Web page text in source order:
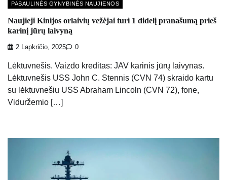
PASAULINĖS GYNYBINĖS NAUJIENOS
Naujieji Kinijos orlaivių vežėjai turi 1 didelį pranašumą prieš
karinį jūrų laivyną
2 Lapkričio, 2025 0
Lėktuvnešis. Vaizdo kreditas: JAV karinis jūrų laivynas.
Lėktuvnešis USS John C. Stennis (CVN 74) skraido kartu
su lėktuvnešiu USS Abraham Lincoln (CVN 72), fone,
Viduržemio […]